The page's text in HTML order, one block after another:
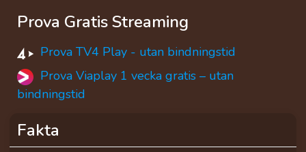
Prova Gratis Streaming
Prova TV4 Play - utan bindningstid
Prova Viaplay 1 vecka gratis – utan
bindningstid
Fakta